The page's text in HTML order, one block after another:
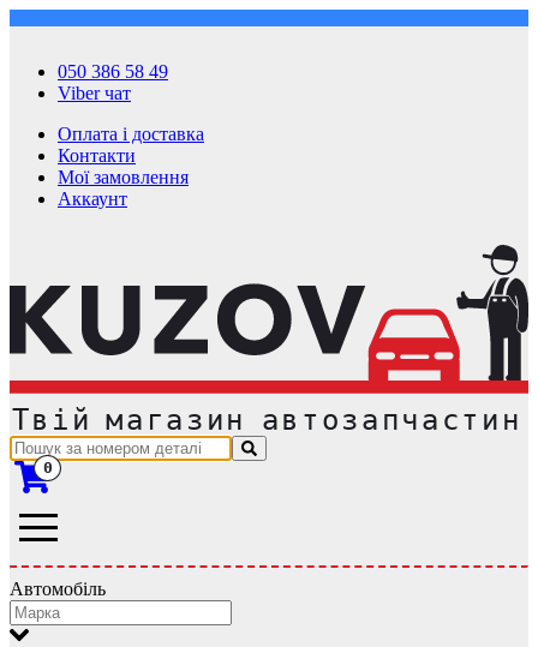
050 386 58 49
Viber чат
Оплата і доставка
Контакти
Мої замовлення
Аккаунт
0
Автомобіль